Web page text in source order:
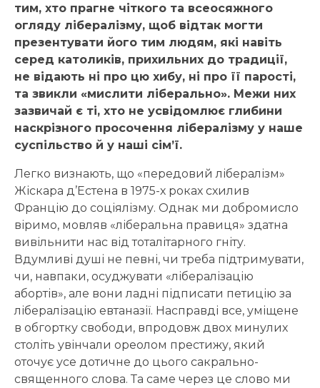
тим, хто прагне чіткого та всеосяжного
огляду лібералізму, щоб відтак могти
презентувати його тим людям, які навіть
серед католиків, прихильних до традиції,
не відають ні про цю хибу, ні про її парості,
та звикли «мислити ліберально». Межи них
зазвичай є ті, хто не усвідомлює глибини
наскрізного просочення лібералізму у наше
суспільство й у наші сім’ї.
Легко визнають, що «передовий лібералізм»
Жіскара д’Естена в 1975-х роках схилив
Францію до соціялізму. Однак ми добромисло
віримо, мовляв «ліберальна правиця» здатна
вивільнити нас від тоталітарного гніту.
Вдумливі душі не певні, чи треба підтримувати,
чи, навпаки, осуджувати «лібералізацію
абортів», але вони ладні підписати петицію за
лібералізацію евтаназії. Насправді все, уміщене
в обгортку свободи, впродовж двох минулих
століть увінчали ореолом престижу, який
оточує усе дотичне до цього сакрально-
священного слова. Та саме через це слово ми